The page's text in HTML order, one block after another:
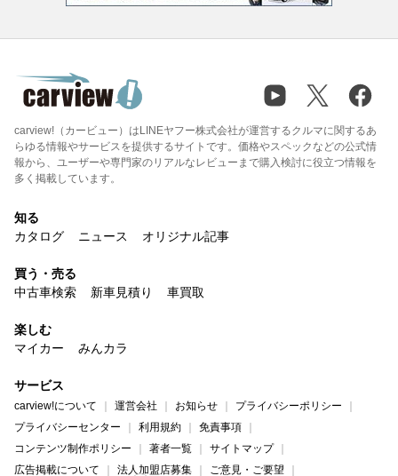
carview!（カービュー）はLINEヤフー株式会社が運営するクルマに関するあ
らゆる情報やサービスを提供するサイトです。価格やスペックなどの公式情
報から、ユーザーや専門家のリアルなレビューまで購入検討に役立つ情報を
多く掲載しています。
知る
カタログ
ニュース オリジナル記事
買う・売る
中古車検索
新車見積り 車買取
楽しむ
マイカー
みんカラ
サービス
carview!について 運営会社 お知らせ
プライバシーポリシー
プライバシーセンター
利用規約
免責事項
コンテンツ制作ポリシー
著者一覧
サイトマップ
広告掲載について
法人加盟店募集 ご意見・ご要望